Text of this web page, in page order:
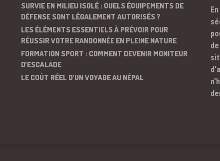
SURVIE EN MILIEU ISOLÉ : QUELS ÉQUIPEMENTS DE
DÉFENSE SONT LÉGALEMENT AUTORISÉS ?
LES ÉLÉMENTS ESSENTIELS À PRÉVOIR POUR
RÉUSSIR VOTRE RANDONNÉE EN PLEINE NATURE
FORMATION SPORT : COMMENT DEVENIR MONITEUR
D’ESCALADE
LE COÛT RÉEL D’UN VOYAGE AU NÉPAL